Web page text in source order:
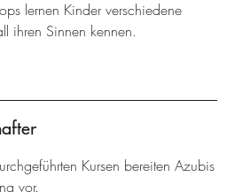
lernen Kinder verschiedene
ihren Sinnen kennen.
Kursen bereiten Azubis
vor.